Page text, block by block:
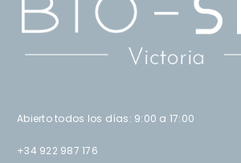
Abierto todos los días: 9:00 a 17:00
+34 922 987 176